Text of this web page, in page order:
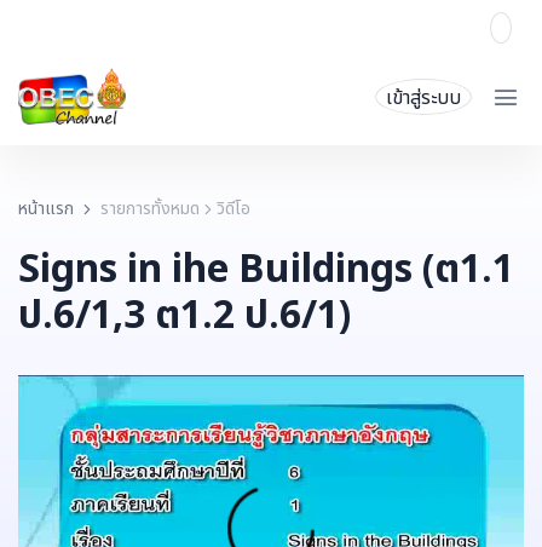
เข้าสู่ระบบ
หน้าแรก รายการทั้งหมด วิดีโอ
Signs in ihe Buildings (ต1.1
ป.6/1,3 ต1.2 ป.6/1)